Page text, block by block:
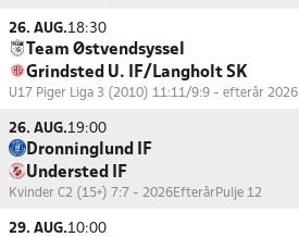
26. AUG.18:30
Team Østvendsyssel
Grindsted U. IF/Langholt SK
U17 Piger Liga 3 (2010) 11:11/9:9 - efterår 2026
26. AUG.19:00
Dronninglund IF
Understed IF
Kvinder C2 (15+) 7:7 - 2026EfterårPulje 12
29. AUG.10:00